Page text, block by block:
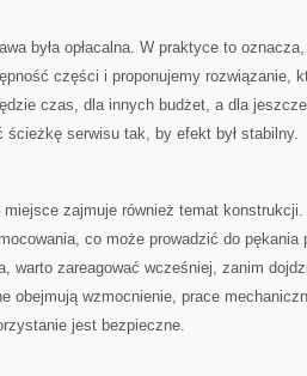
była opłacalna. W praktyce to
części i proponujemy rozwiązanie,
czas, dla innych budżet, a dla
ścieżkę serwisu tak, by efekt był stabilny.
miejsce zajmuje również temat
co może prowadzić do pękania
warto zareagować wcześniej, zanim
obejmują wzmocnienie, prace
jest bezpieczne.